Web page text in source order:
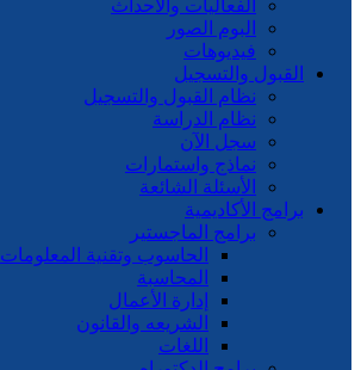
الفعاليات والأحداث
البوم الصور
فيديوهات
القبول والتسجيل
نظام القبول والتسجيل
نظام الدراسة
سجل الآن
نماذج واستمارات
الأسئلة الشائعة
برامج الأكاديمية
برامج الماجستير
الحاسوب وتقنية المعلومات
المحاسبة
إدارة الأعمال
الشريعه والقانون
اللغات